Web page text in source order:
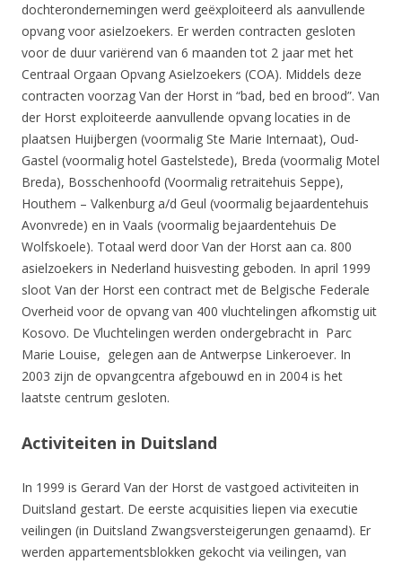
dochterondernemingen werd geëxploiteerd als aanvullende
opvang voor asielzoekers. Er werden contracten gesloten
voor de duur variërend van 6 maanden tot 2 jaar met het
Centraal Orgaan Opvang Asielzoekers (COA). Middels deze
contracten voorzag Van der Horst in “bad, bed en brood”. Van
der Horst exploiteerde aanvullende opvang locaties in de
plaatsen Huijbergen (voormalig Ste Marie Internaat), Oud-
Gastel (voormalig hotel Gastelstede), Breda (voormalig Motel
Breda), Bosschenhoofd (Voormalig retraitehuis Seppe),
Houthem – Valkenburg a/d Geul (voormalig bejaardentehuis
Avonvrede) en in Vaals (voormalig bejaardentehuis De
Wolfskoele). Totaal werd door Van der Horst aan ca. 800
asielzoekers in Nederland huisvesting geboden. In april 1999
sloot Van der Horst een contract met de Belgische Federale
Overheid voor de opvang van 400 vluchtelingen afkomstig uit
Kosovo. De Vluchtelingen werden ondergebracht in Parc
Marie Louise, gelegen aan de Antwerpse Linkeroever. In
2003 zijn de opvangcentra afgebouwd en in 2004 is het
laatste centrum gesloten.
Activiteiten in Duitsland
In 1999 is Gerard Van der Horst de vastgoed activiteiten in
Duitsland gestart. De eerste acquisities liepen via executie
veilingen (in Duitsland Zwangsversteigerungen genaamd). Er
werden appartementsblokken gekocht via veilingen, van